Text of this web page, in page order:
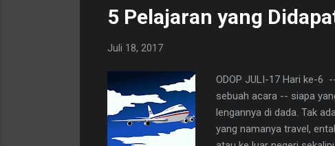
5 Pelajaran yang
Juli 18, 2017
ODOP JULI-17 Hari ke-6
sebuah acara -- siapa
lengannya di dada. Tak
yang namanya travel,